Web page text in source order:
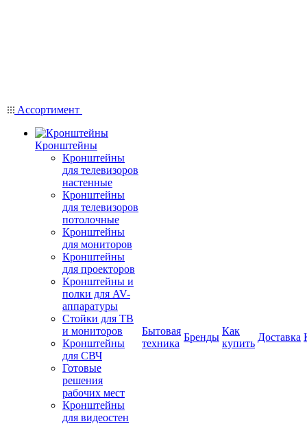
Ассортимент
Кронштейны
Кронштейны
для телевизоров
настенные
Кронштейны
для телевизоров
потолочные
Кронштейны
для мониторов
Кронштейны
для проекторов
Кронштейны и
полки для AV-
аппаратуры
Стойки для ТВ
и мониторов
Кронштейны
для СВЧ
Готовые
решения
рабочих мест
Кронштейны
для видеостен
Бытовая
техника
Бренды
Как
купить
Доставка